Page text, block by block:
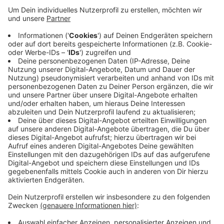
Die Zahl der Neuinfektionen pro 100.000 Einwohner in
den letzten sieben Tagen ist ebenfalls wieder
gesunken. Sie liegt derzeit bei 3,8 und damit weiter
deutlich unter dem Grenzwert. Damit dieser positive
Trend anhalte, müssten wir alle aber weiter achtsam
bleiben, sagte Oberbürgermeister Hans-Wilhelm
Reiners.
Anzeige